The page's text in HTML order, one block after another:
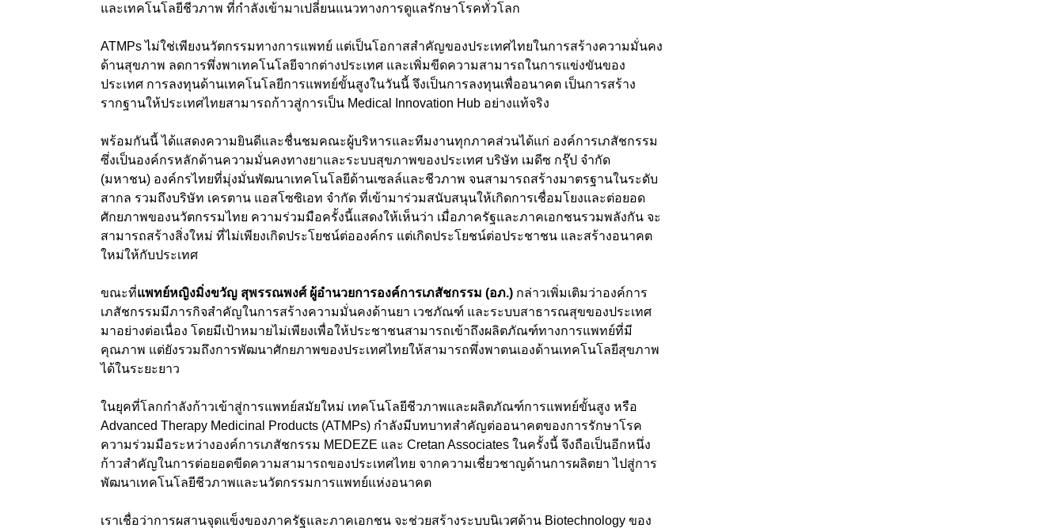
และเทคโนโลยีชีวภาพ ที่กำลังเข้ามาเปลี่ยนแนวทางการดูแลรักษาโรคทั่วโลก
ATMPs ไม่ใช่เพียงนวัตกรรมทางการแพทย์ แต่เป็นโอกาสสำคัญของประเทศไทยในการสร้างความมั่นคง
ด้านสุขภาพ ลดการพึ่งพาเทคโนโลยีจากต่างประเทศ และเพิ่มขีดความสามารถในการแข่งขันของ
ประเทศ การลงทุนด้านเทคโนโลยีการแพทย์ขั้นสูงในวันนี้ จึงเป็นการลงทุนเพื่ออนาคต เป็นการสร้าง
รากฐานให้ประเทศไทยสามารถก้าวสู่การเป็น Medical Innovation Hub อย่างแท้จริง
พร้อมกันนี้ ได้แสดงความยินดีและชื่นชมคณะผู้บริหารและทีมงานทุกภาคส่วนได้แก่ องค์การเภสัชกรรม
ซึ่งเป็นองค์กรหลักด้านความมั่นคงทางยาและระบบสุขภาพของประเทศ บริษัท เมดีซ กรุ๊ป จำกัด
(มหาชน) องค์กรไทยที่มุ่งมั่นพัฒนาเทคโนโลยีด้านเซลล์และชีวภาพ จนสามารถสร้างมาตรฐานในระดับ
สากล รวมถึงบริษัท เครตาน แอสโซซิเอท จำกัด ที่เข้ามาร่วมสนับสนุนให้เกิดการเชื่อมโยงและต่อยอด
ศักยภาพของนวัตกรรมไทย ความร่วมมือครั้งนี้แสดงให้เห็นว่า เมื่อภาครัฐและภาคเอกชนรวมพลังกัน จะ
สามารถสร้างสิ่งใหม่ ที่ไม่เพียงเกิดประโยชน์ต่อองค์กร แต่เกิดประโยชน์ต่อประชาชน และสร้างอนาคต
ใหม่ให้กับประเทศ
ขณะที่แพทย์หญิงมิ่งขวัญ สุพรรณพงศ์ ผู้อำนวยการองค์การเภสัชกรรม (อภ.) กล่าวเพิ่มเติมว่าองค์การ
เภสัชกรรมมีภารกิจสำคัญในการสร้างความมั่นคงด้านยา เวชภัณฑ์ และระบบสาธารณสุขของประเทศ
มาอย่างต่อเนื่อง โดยมีเป้าหมายไม่เพียงเพื่อให้ประชาชนสามารถเข้าถึงผลิตภัณฑ์ทางการแพทย์ที่มี
คุณภาพ แต่ยังรวมถึงการพัฒนาศักยภาพของประเทศไทยให้สามารถพึ่งพาตนเองด้านเทคโนโลยีสุขภาพ
ได้ในระยะยาว
ในยุคที่โลกกำลังก้าวเข้าสู่การแพทย์สมัยใหม่ เทคโนโลยีชีวภาพและผลิตภัณฑ์การแพทย์ขั้นสูง หรือ
Advanced Therapy Medicinal Products (ATMPs) กำลังมีบทบาทสำคัญต่ออนาคตของการรักษาโรค
ความร่วมมือระหว่างองค์การเภสัชกรรม MEDEZE และ Cretan Associates ในครั้งนี้ จึงถือเป็นอีกหนึ่ง
ก้าวสำคัญในการต่อยอดขีดความสามารถของประเทศไทย จากความเชี่ยวชาญด้านการผลิตยา ไปสู่การ
พัฒนาเทคโนโลยีชีวภาพและนวัตกรรมการแพทย์แห่งอนาคต
เราเชื่อว่าการผสานจุดแข็งของภาครัฐและภาคเอกชน จะช่วยสร้างระบบนิเวศด้าน Biotechnology ของ